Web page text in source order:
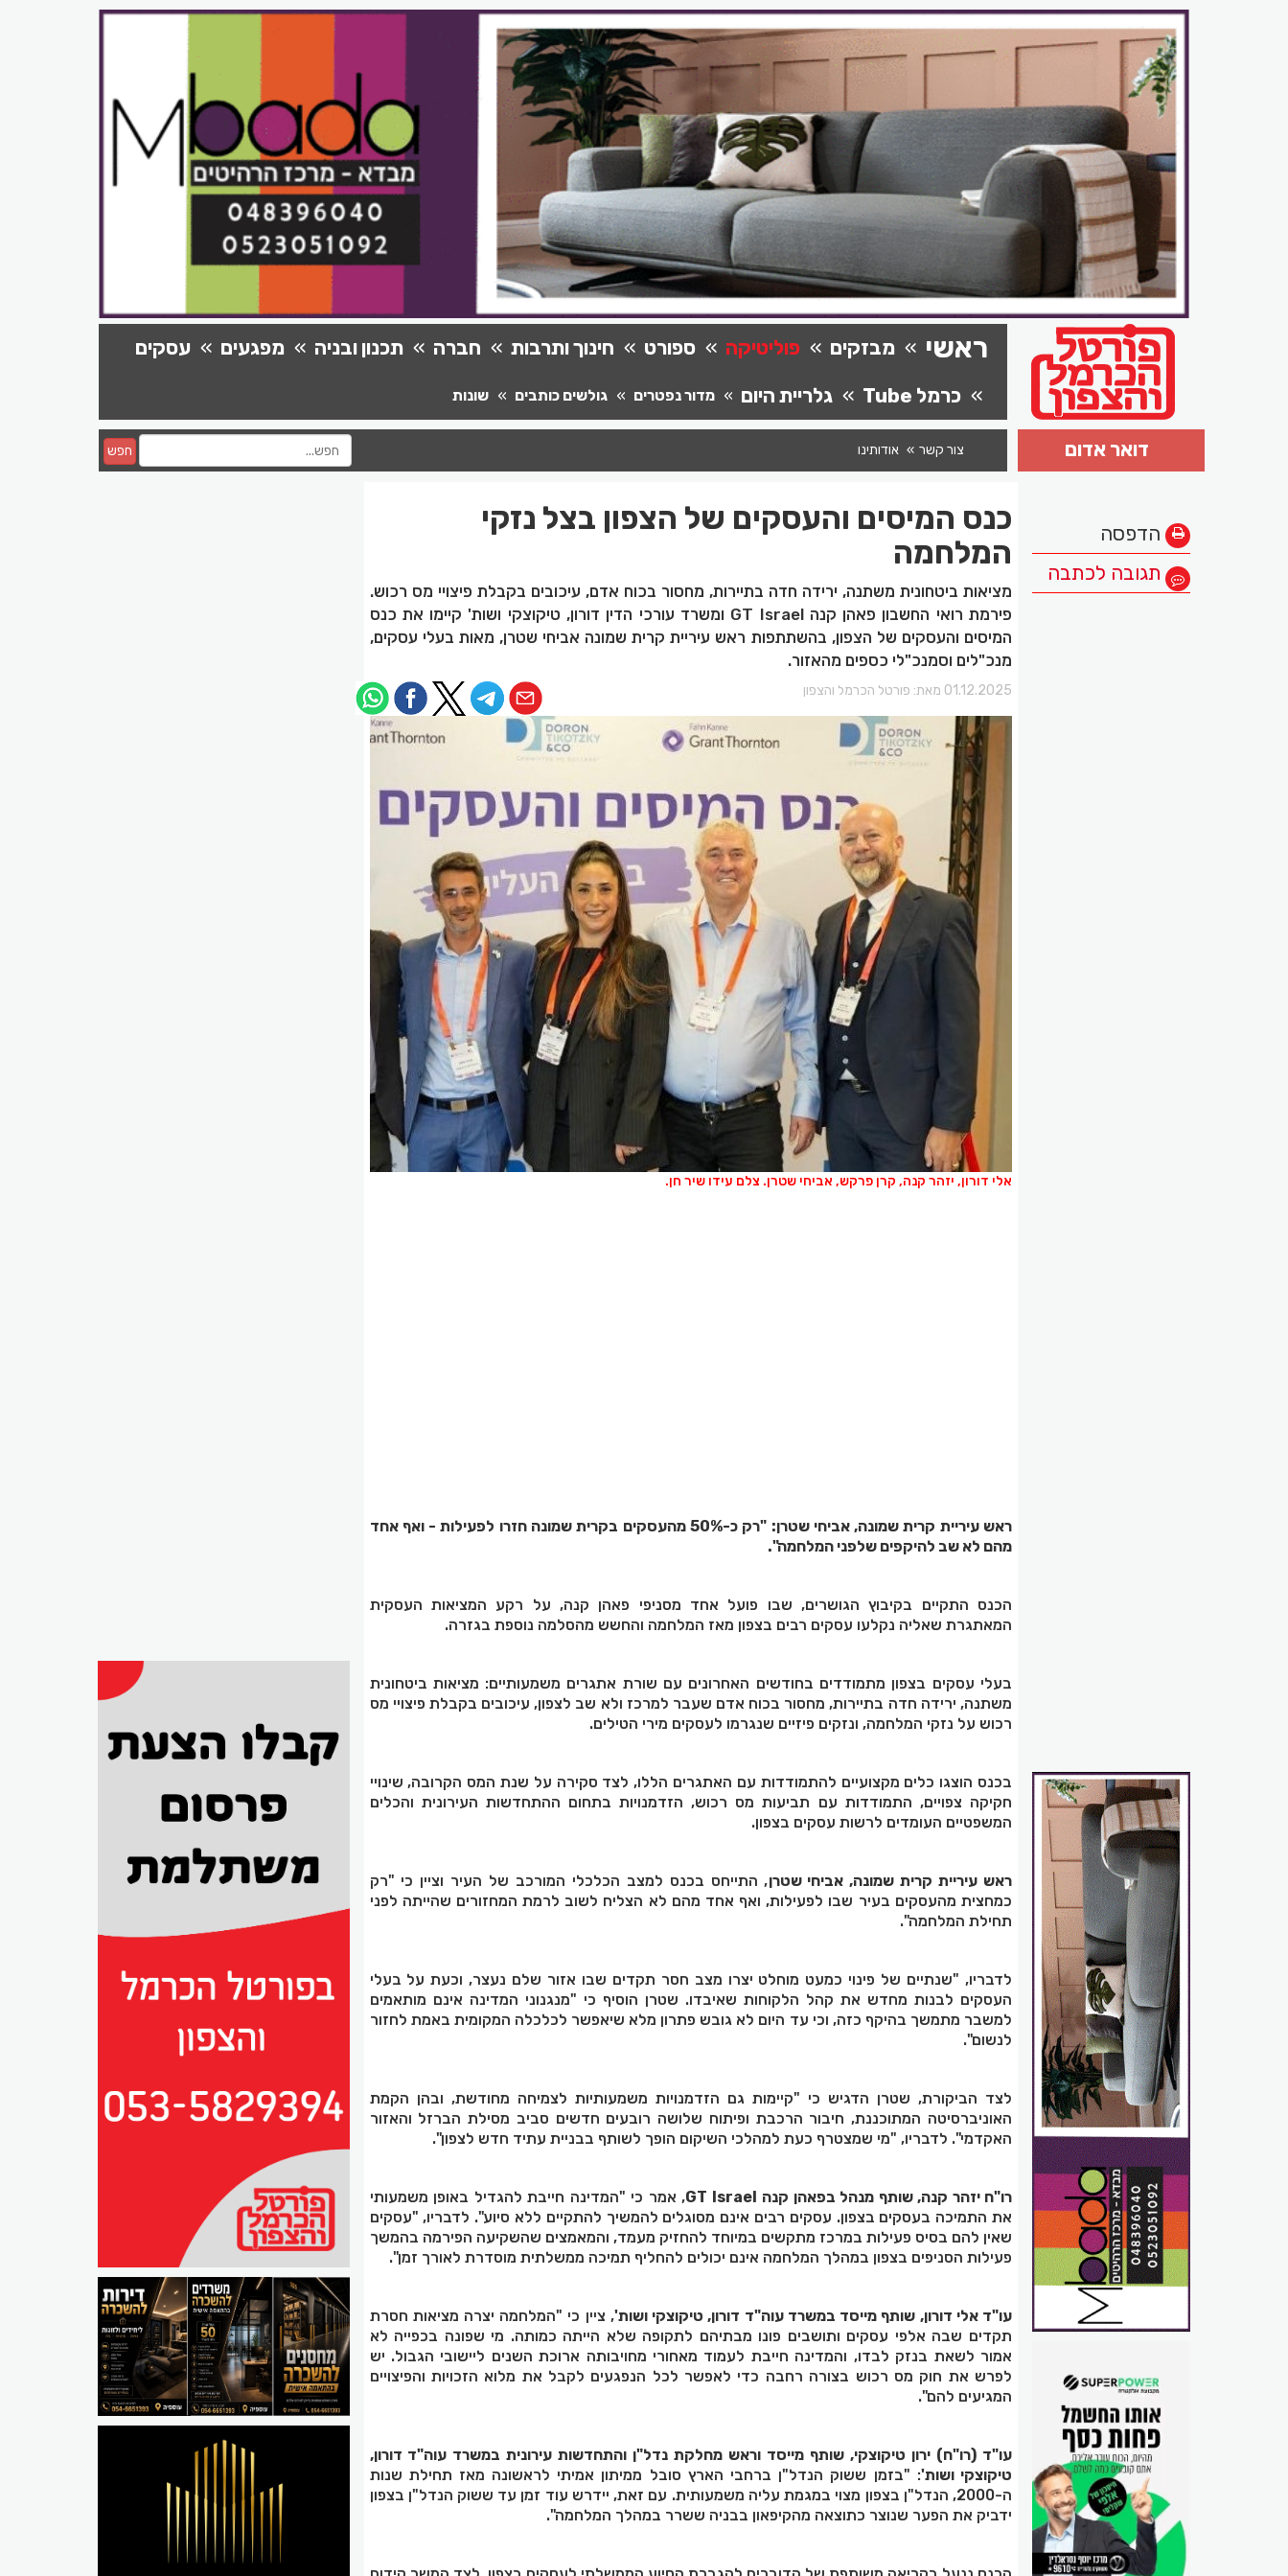
ראשי מבזקים פוליטיקה ספורט חינוך ותרבות חברה תכנון ובניה מפגעים
עסקים
כרמל Tube
גלריית היום מדור נפטרים גולשים כותבים שונות
צור קשר אודותינו חפש דואר אדום
הדפסה
תגובה לכתבה
כנס המיסים והעסקים של הצפון בצל נזקי
המלחמה
מציאות ביטחונית משתנה, ירידה חדה בתיירות, מחסור בכוח אדם, עיכובים בקבלת פיצויי מס רכוש.
פירמת רואי החשבון פאהן קנה GT Israel ומשרד עורכי הדין דורון, טיקוצקי ושות' קיימו את כנס
המיסים והעסקים של הצפון, בהשתתפות ראש עיריית קרית שמונה אביחי שטרן, מאות בעלי עסקים,
מנכ"לים וסמנכ"לי כספים מהאזור.
01.12.2025 מאת: פורטל הכרמל והצפון
אלי דורון, יזהר קנה, קרן פרקש, אביחי שטרן. צלם עידו שיר חן.
ראש עיריית קרית שמונה, אביחי שטרן: "רק כ-50% מהעסקים בקרית שמונה חזרו לפעילות - ואף אחד
מהם לא שב להיקפים שלפני המלחמה".
הכנס התקיים בקיבוץ הגושרים, שבו פועל אחד מסניפי פאהן קנה, על רקע המציאות העסקית
המאתגרת שאליה נקלעו עסקים רבים בצפון מאז המלחמה והחשש מהסלמה נוספת בגזרה.
בעלי עסקים בצפון מתמודדים בחודשים האחרונים עם שורת אתגרים משמעותיים: מציאות ביטחונית
משתנה, ירידה חדה בתיירות, מחסור בכוח אדם שעבר למרכז ולא שב לצפון, עיכובים בקבלת פיצויי מס
רכוש על נזקי המלחמה, ונזקים פיזיים שנגרמו לעסקים מירי הטילים.
בכנס הוצגו כלים מקצועיים להתמודדות עם האתגרים הללו, לצד סקירה על שנת המס הקרובה, שינויי
חקיקה צפויים, התמודדות עם תביעות מס רכוש, הזדמנויות בתחום ההתחדשות העירונית והכלים
המשפטיים העומדים לרשות עסקים בצפון.
ראש עיריית קרית שמונה, אביחי שטרן, התייחס בכנס למצב הכלכלי המורכב של העיר וציין כי "רק
כמחצית מהעסקים בעיר שבו לפעילות, ואף אחד מהם לא הצליח לשוב לרמת המחזורים שהייתה לפני
תחילת המלחמה".
לדבריו, "שנתיים של פינוי כמעט מוחלט יצרו מצב חסר תקדים שבו אזור שלם נעצר, וכעת על בעלי
העסקים לבנות מחדש את קהל הלקוחות שאיבדו. שטרן הוסיף כי "מנגנוני המדינה אינם מותאמים
למשבר מתמשך בהיקף כזה, וכי עד היום לא גובש פתרון מלא שיאפשר לכלכלה המקומית באמת לחזור
לנשום".
לצד הביקורת, שטרן הדגיש כי "קיימות גם הזדמנויות משמעותיות לצמיחה מחודשת, ובהן הקמת
האוניברסיטה המתוכננת, חיבור הרכבת ופיתוח שלושה רובעים חדשים סביב מסילת הברזל והאזור
האקדמי". לדבריו, "מי שמצטרף כעת למהלכי השיקום הופך לשותף בבניית עתיד חדש לצפון".
רו"ח יזהר קנה, שותף מנהל בפאהן קנה GT Israel, אמר כי "המדינה חייבת להגדיל באופן משמעותי
את התמיכה בעסקים בצפון. עסקים רבים אינם מסוגלים להמשיך להתקיים ללא סיוע". לדבריו, "עסקים
שאין להם בסיס פעילות במרכז מתקשים במיוחד להחזיק מעמד, והמאמצים שהשקיעה הפירמה בהמשך
פעילות הסניפים בצפון במהלך המלחמה אינם יכולים להחליף תמיכה ממשלתית מוסדרת לאורך זמן".
עו"ד אלי דורון, שותף מייסד במשרד עוה"ד דורון, טיקוצקי ושות', ציין כי "המלחמה יצרה מציאות חסרת
תקדים שבה אלפי עסקים ותושבים פונו מבתיהם לתקופה שלא הייתה כמותה. מי שפונה בכפייה לא
אמור לשאת בנזק לבדו, והמדינה חייבת לעמוד מאחורי מחויבותה ארוכת השנים ליישובי הגבול. יש
לפרש את חוק מס רכוש בצורה רחבה כדי לאפשר לכל הנפגעים לקבל את מלוא הזכויות והפיצויים
המגיעים להם".
עו"ד (רו"ח) ירון טיקוצקי, שותף מייסד וראש מחלקת נדל"ן והתחדשות עירונית במשרד עוה"ד דורון,
טיקוצקי ושות': "בזמן ששוק הנדל"ן ברחבי הארץ סובל ממיתון אמיתי לראשונה מאז תחילת שנות
ה-2000, הנדל"ן בצפון מצוי במגמת עליה משמעותית. עם זאת, יידרש עוד זמן עד ששוק הנדל"ן בצפון
ידביק את הפער שנוצר כתוצאה מהקיפאון בבניה ששרר במהלך המלחמה".